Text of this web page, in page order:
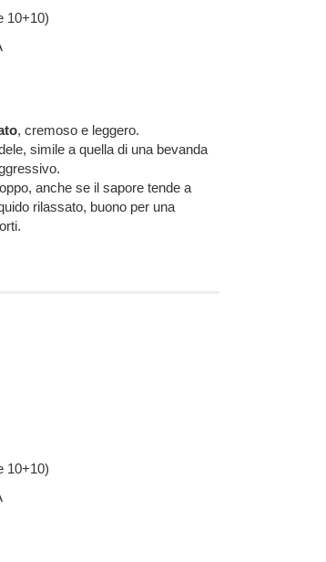
10+10)
, cremoso e leggero.
simile a quella di una bevanda
anche se il sapore tende a
rilassato, buono per una
10+10)